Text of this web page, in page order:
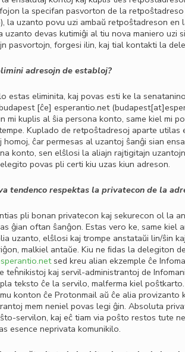
la specifan pasvorton de la
la uzanto povu uzi ambaŭ retpoŝtadreson en
uzanto devas kutimiĝi al tiu nova maniero uzi
pasvortojn, forgesi ilin, kaj tial kontakti la
adresojn de establoj?
estas eliminita, kaj povas esti ke la
[ĉe] esperantio.net
mi kuplis al ŝia persona konto, same kiel mi
Kuplado de retpoŝtadresoj aparte utilas
ĉar permesas al uzantoj ŝanĝi sian
konto, sen elŝlosi la aliajn rajtigitajn
povas pli certi kiu uzas kiun adreson.
tendenco respektas la privatecon de la
pli bonan privatecon kaj sekurecon ol la
ĝian oftan ŝanĝon. Estas vero ke, same kiel
uzanto, elŝlosi kaj trompe anstataŭi lin/ŝin
malkiel antaŭe. Kiu ne ﬁdas la delegiton
sed kreu alian ekzemple ĉe
teĥnikistoj kaj servil-administrantoj de
teksto ĉe la servilo, malferma kiel
konton ĉe Protonmail aŭ ĉe alia
mem neniel povas legi ĝin. Absoluta
servilon, kaj eĉ tiam via poŝto restos tute
esence neprivata komunikilo.